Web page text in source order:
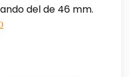
del de 46 mm.